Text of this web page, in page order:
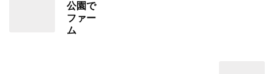
公園で
ファー
ム